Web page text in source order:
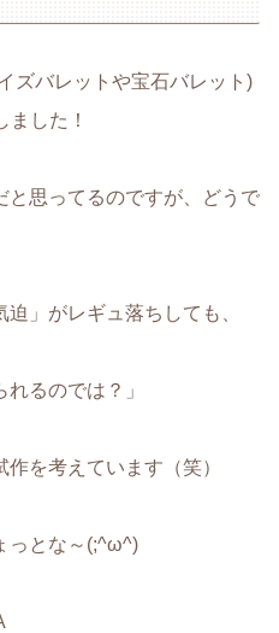
ズバレットや宝石バレット)
した！
と思ってるのですが、どうで
」がレギュ落ちしても、
れるのでは？」
を考えています（笑）
っとな～(;^ω^)